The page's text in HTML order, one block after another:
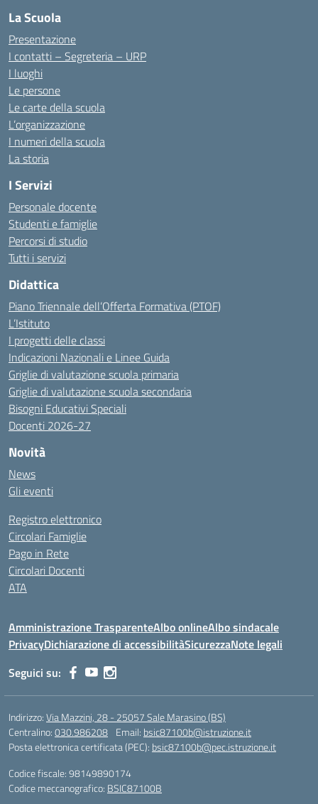
La Scuola
Presentazione
I contatti – Segreteria – URP
I luoghi
Le persone
Le carte della scuola
L’organizzazione
I numeri della scuola
La storia
I Servizi
Personale docente
Studenti e famiglie
Percorsi di studio
Tutti i servizi
Didattica
Piano Triennale dell’Offerta Formativa (PTOF)
L’Istituto
I progetti delle classi
Indicazioni Nazionali e Linee Guida
Griglie di valutazione scuola primaria
Griglie di valutazione scuola secondaria
Bisogni Educativi Speciali
Docenti 2026-27
Novità
News
Gli eventi
Registro elettronico
Circolari Famiglie
Pago in Rete
Circolari Docenti
ATA
Amministrazione TrasparenteAlbo onlineAlbo sindacale
PrivacyDichiarazione di accessibilitàSicurezzaNote legali
Seguici su:
Indirizzo:Via Mazzini, 28 - 25057 Sale Marasino (BS)
Centralino:030.986208 Email: bsic87100b@istruzione.it
Posta elettronica certificata (PEC): bsic87100b@pec.istruzione.it
Codice fiscale: 98149890174
Codice meccanografico: BSIC87100B